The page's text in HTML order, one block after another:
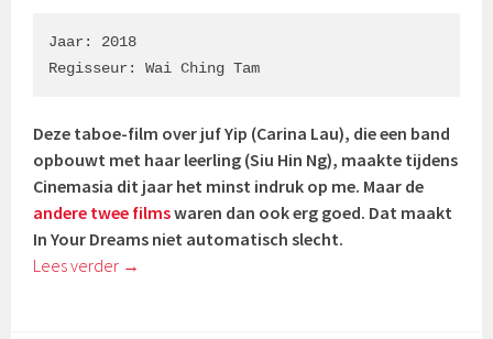
Jaar: 2018
Regisseur: Wai Ching Tam
Deze taboe-film over juf Yip (Carina Lau), die een band
opbouwt met haar leerling (Siu Hin Ng), maakte tijdens
Cinemasia dit jaar het minst indruk op me. Maar de
andere twee filmswaren dan ook erg goed. Dat maakt
In Your Dreams niet automatisch slecht.
Lees verder →